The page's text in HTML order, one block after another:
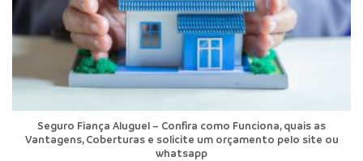
Seguro Fiança Aluguel – Confira como Funciona, quais as
Vantagens, Coberturas e solicite um orçamento pelo site ou
whatsapp